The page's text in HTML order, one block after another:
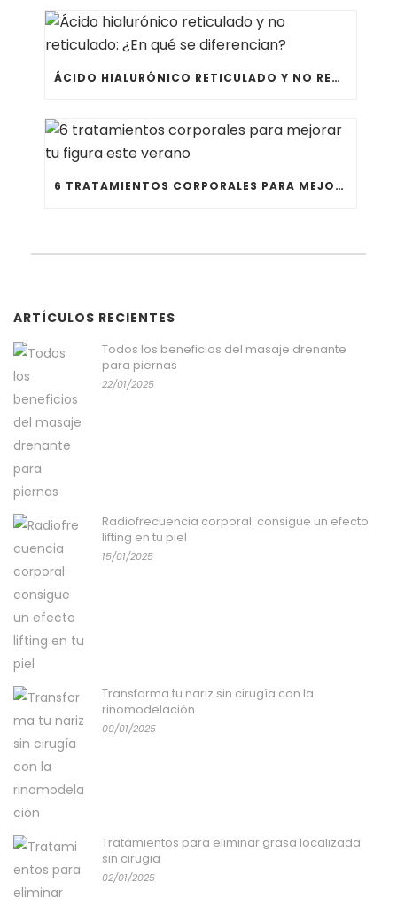
ÁCIDO HIALURÓNICO RETICULADO Y NO RETICULADO: ¿EN QUÉ SE DIFERENCIAN?
6 TRATAMIENTOS CORPORALES PARA MEJORAR TU FIGURA ESTE VERANO
ARTÍCULOS RECIENTES
Todos los beneficios del masaje drenante
para piernas
22/01/2025
Radiofrecuencia corporal: consigue un efecto
lifting en tu piel
15/01/2025
Transforma tu nariz sin cirugía con la
rinomodelación
09/01/2025
Tratamientos para eliminar grasa localizada
sin cirugia
02/01/2025